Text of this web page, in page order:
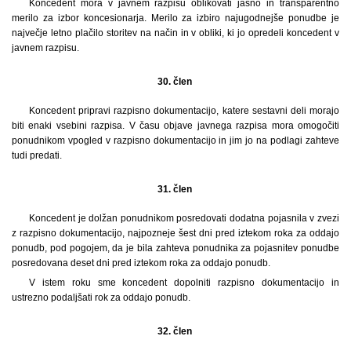
Koncedent mora v javnem razpisu oblikovati jasno in transparentno
merilo za izbor koncesionarja. Merilo za izbiro najugodnejše ponudbe je
največje letno plačilo storitev na način in v obliki, ki jo opredeli koncedent v
javnem razpisu.
30. člen
Koncedent pripravi razpisno dokumentacijo, katere sestavni deli morajo
biti enaki vsebini razpisa. V času objave javnega razpisa mora omogočiti
ponudnikom vpogled v razpisno dokumentacijo in jim jo na podlagi zahteve
tudi predati.
31. člen
Koncedent je dolžan ponudnikom posredovati dodatna pojasnila v zvezi
z razpisno dokumentacijo, najpozneje šest dni pred iztekom roka za oddajo
ponudb, pod pogojem, da je bila zahteva ponudnika za pojasnitev ponudbe
posredovana deset dni pred iztekom roka za oddajo ponudb.
V istem roku sme koncedent dopolniti razpisno dokumentacijo in
ustrezno podaljšati rok za oddajo ponudb.
32. člen